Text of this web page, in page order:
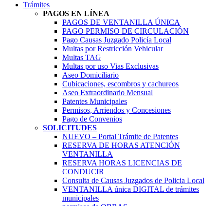
Trámites
PAGOS EN LÍNEA
PAGOS DE VENTANILLA ÚNICA
PAGO PERMISO DE CIRCULACIÓN
Pago Causas Juzgado Policía Local
Multas por Restricción Vehicular
Multas TAG
Multas por uso Vias Exclusivas
Aseo Domiciliario
Cubicaciones, escombros y cachureos
Aseo Extraordinario Mensual
Patentes Municipales
Permisos, Arriendos y Concesiones
Pago de Convenios
SOLICITUDES
NUEVO – Portal Trámite de Patentes
RESERVA DE HORAS ATENCIÓN
VENTANILLA
RESERVA HORAS LICENCIAS DE
CONDUCIR
Consulta de Causas Juzgados de Policia Local
VENTANILLA única DIGITAL de trámites
municipales